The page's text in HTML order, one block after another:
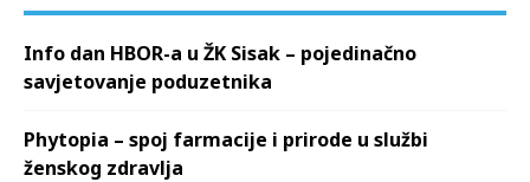
Info dan HBOR-a u ŽK Sisak – pojedinačno
savjetovanje poduzetnika
Phytopia – spoj farmacije i prirode u službi
ženskog zdravlja